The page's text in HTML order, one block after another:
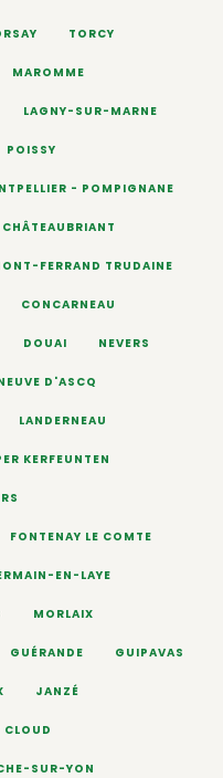
TORCY
MAROMME
LAGNY-SUR-MARNE
POISSY
- POMPIGNANE
CHÂTEAUBRIANT
FERRAND TRUDAINE
CONCARNEAU
DOUAI NEVERS
D'ASCQ
LANDERNEAU
KERFEUNTEN
FONTENAY LE COMTE
EN-LAYE
MORLAIX
GUÉRANDE GUIPAVAS
JANZÉ
CLOUD
SUR-YON